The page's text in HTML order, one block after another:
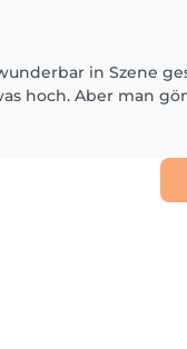
in Szene
hoch. Aber man